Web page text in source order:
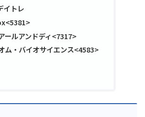
イトレ
ールアンドディ<7317>
ム・バイオサイエンス<4583>